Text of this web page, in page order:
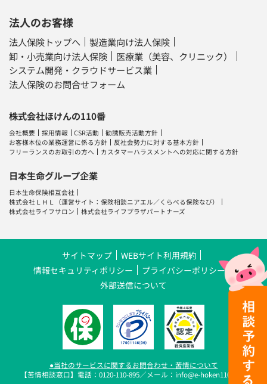
法人のお客様
法人保険トップへ
製造業向け法人保険
卸・小売業向け法人保険
医療業（美容、クリニック）
システム開発・クラウドサービス業
法人保険のお問合せフォーム
株式会社ほけんの110番
会社概要 採用情報 CSR活動
勧誘販売活動方針
お客様本位の業務運営に係る方針
反社会勢力に対する基本方針
フリーランスのお取引の方へ
カスタマーハラスメントへの対応に関する方針
日本生命グループ企業
日本生命保険相互会社
株式会社ＬＨＬ
（運営サイト：保険相談ニアエル ／ くらべる保険なび）
株式会社ライフサロン
株式会社ライフプラザパートナーズ
サイトマップ
WEBサイト利用規約
情報セキュリティポリシー
プライバシーポリシー
外部送信について
●当社のサービスに関するお問合わせ・苦情について
【苦情相談窓口】電話：0120-110-895／メール：info@e-hoken110.com